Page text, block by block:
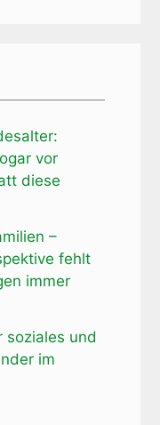
vor
diese
–
fehlt
immer
soziales und
im